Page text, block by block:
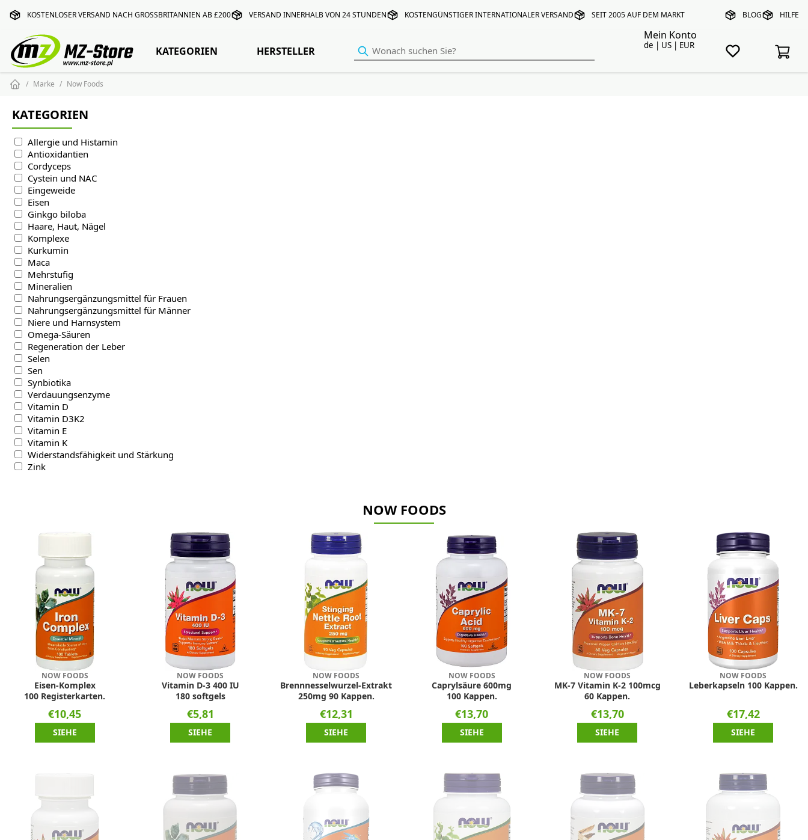
KOSTENLOSER VERSAND NACH GROSSBRITANNIEN AB £200 VERSAND INNERHALB VON 24 STUNDEN KOSTENGÜNSTIGER INTERNATIONALER VERSAND SEIT 2005 AUF DEM MARKT BLOG HILFE
Mein Konto
de | US | EUR
KATEGORIEN HERSTELLER
Marke Now Foods
KATEGORIEN
Allergie und Histamin
Antioxidantien
Cordyceps
Cystein und NAC
Eingeweide
Eisen
Ginkgo biloba
Haare, Haut, Nägel
Komplexe
Kurkumin
Maca
Mehrstufig
Mineralien
Nahrungsergänzungsmittel für Frauen
Nahrungsergänzungsmittel für Männer
Niere und Harnsystem
Omega-Säuren
Regeneration der Leber
Selen
Sen
Synbiotika
Verdauungsenzyme
Vitamin D
Vitamin D3K2
Vitamin E
Vitamin K
Widerstandsfähigkeit und Stärkung
Zink
NOW FOODS
NOW FOODS
Eisen-Komplex
100 Registerkarten.
€10,45
SIEHE
NOW FOODS
Vitamin D-3 400 IU
180 softgels
€5,81
SIEHE
NOW FOODS
Brennnesselwurzel-Extrakt
250mg 90 Kappen.
€12,31
SIEHE
NOW FOODS
Caprylsäure 600mg
100 Kappen.
€13,70
SIEHE
NOW FOODS
MK-7 Vitamin K-2 100mcg
60 Kappen.
€13,70
SIEHE
NOW FOODS
Leberkapseln 100 Kappen.
€17,42
SIEHE